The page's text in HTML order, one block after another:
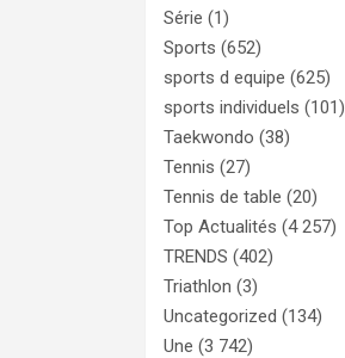
Série (1)
Sports (652)
sports d equipe (625)
sports individuels (101)
Taekwondo (38)
Tennis (27)
Tennis de table (20)
Top Actualités (4 257)
TRENDS (402)
Triathlon (3)
Uncategorized (134)
Une (3 742)